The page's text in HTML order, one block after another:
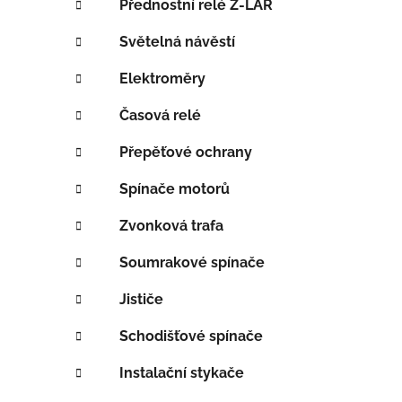
p
a
n
e
Přednostní relé Z-LAR
Světelná návěstí
Elektroměry
Časová relé
Přepěťové ochrany
Spínače motorů
Zvonková trafa
Soumrakové spínače
Jističe
Schodišťové spínače
Instalační stykače